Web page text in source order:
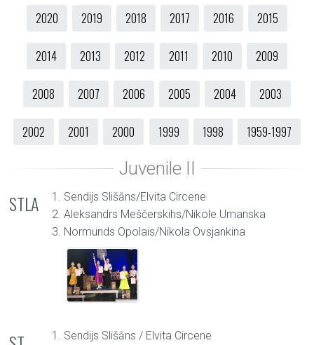
2020 2019 2018 2017 2016 2015
2014 2013 2012 2011 2010 2009
2008 2007 2006 2005 2004 2003
2002 2001 2000 1999 1998 1959-1997
STLA
1. Sendijs Slišāns/Elvita Circene
2. Aleksandrs Meščerskihs/Nikole Umanska
3. Normunds Opolais/Nikola Ovsjankina
1. Sendijs Slišāns / Elvita Circene